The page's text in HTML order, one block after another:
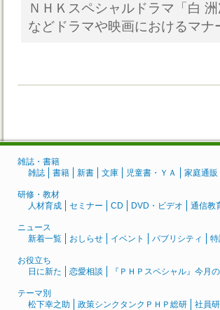
ＮＨＫスペシャルドラマ「白
などドラマや映画におけるマ
雑誌・書籍
雑誌
書籍 新書 文庫 児童書・ＹＡ 家庭通販
研修・教材
人材育成
セミナー CD DVD・ビデオ 通信教
ニュース
新着一覧
おしらせ イベント パブリシティ 特
お役立ち
日に新た
恋愛相談 『ＰＨＰスペシャル』今月
テーマ別
松下幸之助
政策シンクタンクＰＨＰ総研 社員